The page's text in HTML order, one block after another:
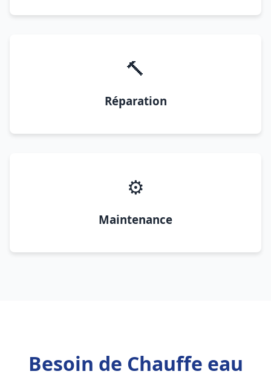
🔨
Réparation
⚙️
Maintenance
Besoin de Chauffe eau